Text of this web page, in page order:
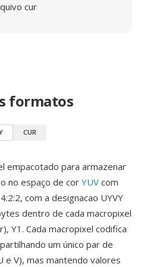
cur
formatos
CUR
empacotado para armazenar
no espaço de cor YUV com
com a designacao UYVY
dentro de cada macropixel
Y1. Cada macropixel codifica
um único par de
e V), mas mantendo valores